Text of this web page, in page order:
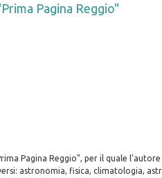
Pagina Reggio"
Pagina Reggio", per il quale
astronomia, fisica, climatologia,